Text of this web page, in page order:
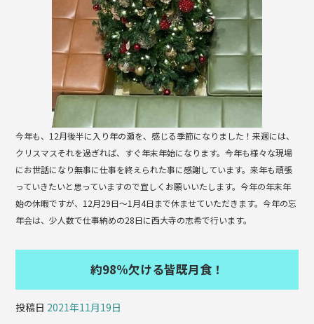
今年も、12月後半に入り年の瀬を、感じる季節になりました！来週には、
クリスマスそれを過ぎれば、すぐ年末年始になります。今年も様々な現場
にお世話になり無事に仕事を終えられた事に感謝しています。来年も頑張
っていきたいと思っていますので宜しくお願いいたします。今年の年末年
始の休暇ですが、12月29日〜1月4日まで休ませていただきます。今年の忘
年会は、少人数で仕事納めの28日に西大寺の志希で行います。
約98%欠ける皆既月食！
投稿日 2021年11月19日